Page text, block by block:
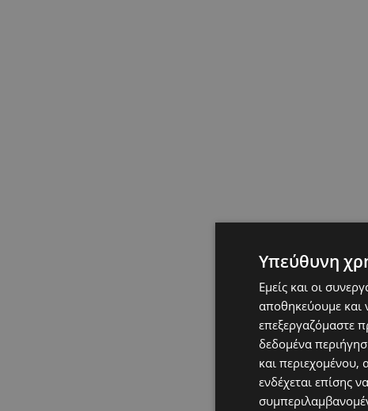
Υπεύθυνη
Εμείς και οι
αποθηκεύουμε και
επεξεργαζόμαστε
δεδομένα
και περιεχομένου,
ενδέχεται επίσης